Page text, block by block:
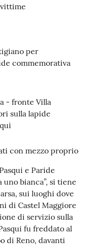
per
commemorativa
- fronte Villa
sulla lapide
con mezzo proprio
e Paride
bianca”, si tiene
sui luoghi dove
di Castel Maggiore
di servizio sulla
fu freddato al
di Reno, davanti